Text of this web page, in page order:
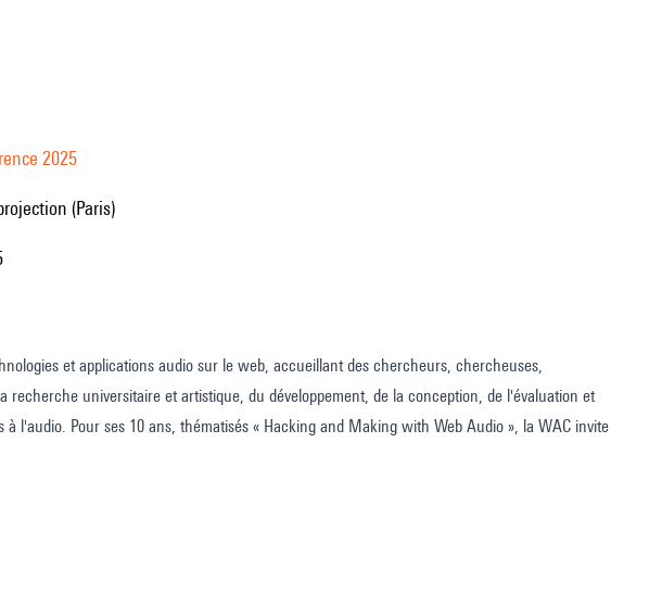
2025
(Paris)
et applications audio sur le web, accueillant des chercheurs, chercheuses,
recherche universitaire et artistique, du développement, de la conception, de l'évaluation et
l'audio. Pour ses 10 ans, thématisés « Hacking and Making with Web Audio », la WAC invite